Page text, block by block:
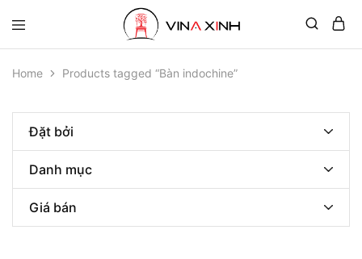
Home Products tagged “Bàn indochine”
Đặt bởi
Danh mục
Giá bán